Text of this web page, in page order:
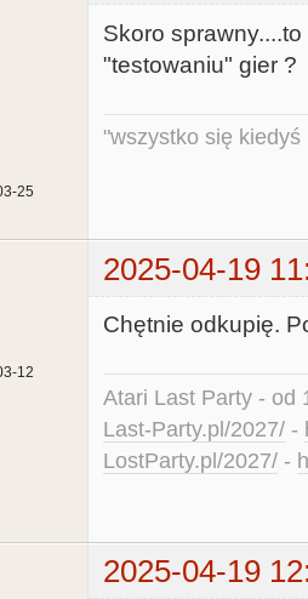
25
Skoro
"testowaniu" gier ?
"wszystko się kiedyś
2025-04-19
12
Chętnie odkupię.
Atari Last Party - od
Last-Party.pl/2027/ -
LostParty.pl/2027/ -
2025-04-19